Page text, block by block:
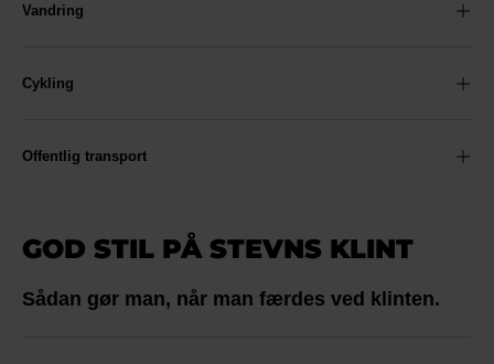
Vandring
Cykling
Offentlig transport
GOD STIL PÅ STEVNS KLINT
Sådan gør man, når man færdes ved klinten.